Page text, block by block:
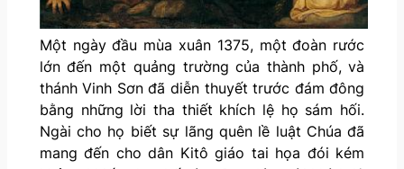
Một ngày đầu mùa xuân 1375, một đoàn rước
lớn đến một quảng trường của thành phố, và
thánh Vinh Sơn đã diễn thuyết trước đám đông
bằng những lời tha thiết khích lệ họ sám hối.
Ngài cho họ biết sự lãng quên lề luật Chúa đã
mang đến cho dân Kitô giáo tai họa đói kém